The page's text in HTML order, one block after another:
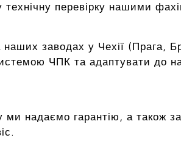
перевірку нашими
заводах у Чехії (Прага,
ЧПК та адаптувати до
ми надаємо гарантію, а також